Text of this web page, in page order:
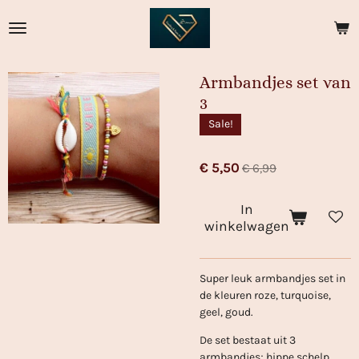
direct
hoofdinhoud
Armbandjes set van
3
Sale!
€ 5,50 € 6,99
In
winkelwagen
Super leuk armbandjes set in
de kleuren roze, turquoise,
geel, goud.
De set bestaat uit 3